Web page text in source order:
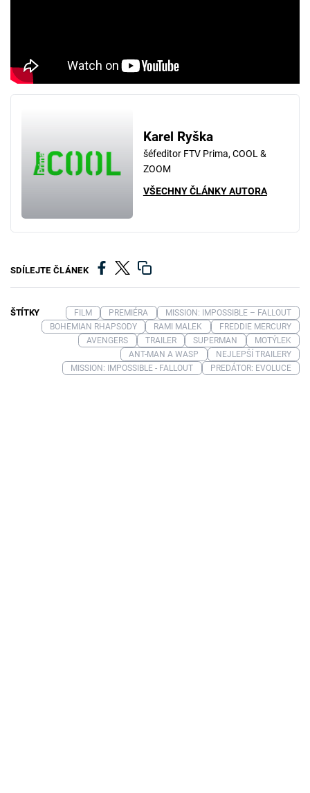
Karel Ryška
šéfeditor FTV Prima, COOL &
ZOOM
VŠECHNY ČLÁNKY AUTORA
SDÍLEJTE ČLÁNEK
ŠTÍTKY FILM PREMIÉRA
MISSION: IMPOSSIBLE – FALLOUT
BOHEMIAN RHAPSODY
RAMI MALEK
FREDDIE MERCURY
AVENGERS
TRAILER SUPERMAN
MOTÝLEK
ANT-MAN A WASP
NEJLEPŠÍ TRAILERY
MISSION: IMPOSSIBLE - FALLOUT
PREDÁTOR: EVOLUCE